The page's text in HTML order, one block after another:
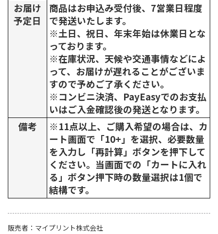
お届け
予定日
商品はお申込み受付後、7営業日程度
で発送いたします。
※土日、祝日、年末年始は休業日とな
っております。
※在庫状況、天候や交通事情などによ
って、お届けが遅れることがございま
すので予めご了承ください。
※コンビニ決済、PayEasyでのお支払
いはご入金確認後の発送となります。
備考
※11点以上、ご購入希望の場合は、カ
ート画面で「10+」を選択、必要数量
を入力し「再計算」ボタンを押下して
ください。当画面での「カートに入れ
る」ボタン押下時の数量選択は1個で
結構です。
販売者
マイプリント株式会社